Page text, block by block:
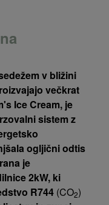
v bližini
večkrat
Ice Cream, je
sistem z
ogljični odtis
je
2kW, ki
R744 (CO2)